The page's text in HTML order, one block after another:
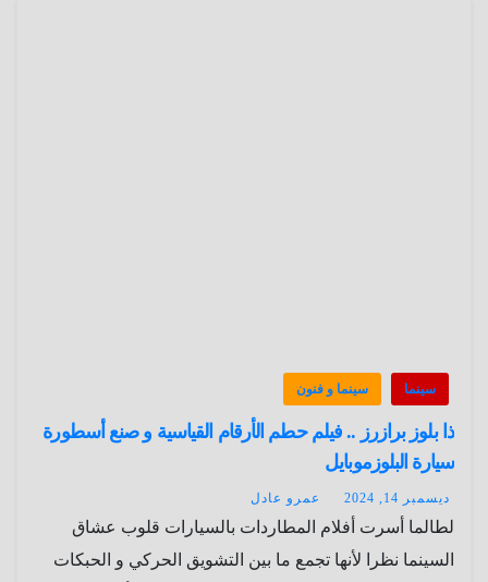
سينما سينما و فنون
ذا بلوز برازرز .. فيلم حطم الأرقام القياسية و صنع أسطورة
سيارة البلوزموبايل
ديسمبر 14, 2024 عمرو عادل
لطالما أسرت أفلام المطاردات بالسيارات قلوب عشاق
السينما نظرا لأنها تجمع ما بين التشويق الحركي و الحبكات